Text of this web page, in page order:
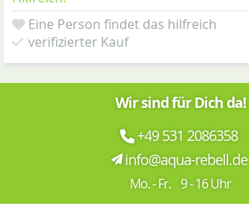
Eine Person findet das hilfreich
verifizierter Kauf
Wir sind für Dich da!
+49 531 2086358
info@aqua-rebell.de
Mo. - Fr. 9 - 16 Uhr